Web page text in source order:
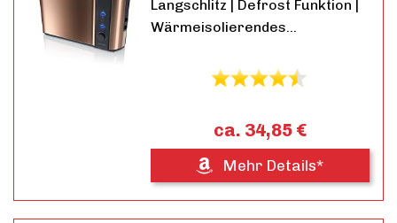
Langschlitz | Defrost Funktion |
Wärmeisolierendes…
ca. 34,85 €
Mehr Details*